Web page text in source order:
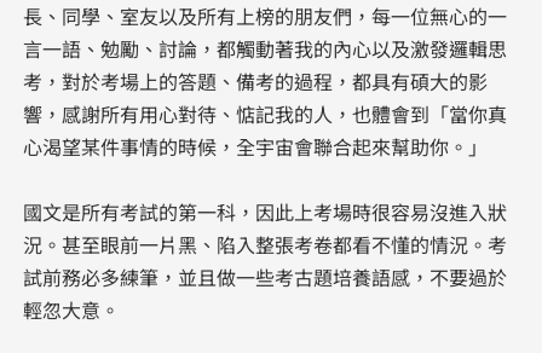
長、同學、室友以及所有上榜的朋友們，每一位無心的一
言一語、勉勵、討論，都觸動著我的內心以及激發邏輯思
考，對於考場上的答題、備考的過程，都具有碩大的影
響，感謝所有用心對待、惦記我的人，也體會到「當你真
心渴望某件事情的時候，全宇宙會聯合起來幫助你。」
國文是所有考試的第一科，因此上考場時很容易沒進入狀
況。甚至眼前一片黑、陷入整張考卷都看不懂的情況。考
試前務必多練筆，並且做一些考古題培養語感，不要過於
輕忽大意。